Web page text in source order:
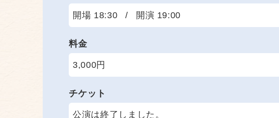
開場 18:30 / 開演 19:00
料金
3,000円
チケット
公演は終了しました。